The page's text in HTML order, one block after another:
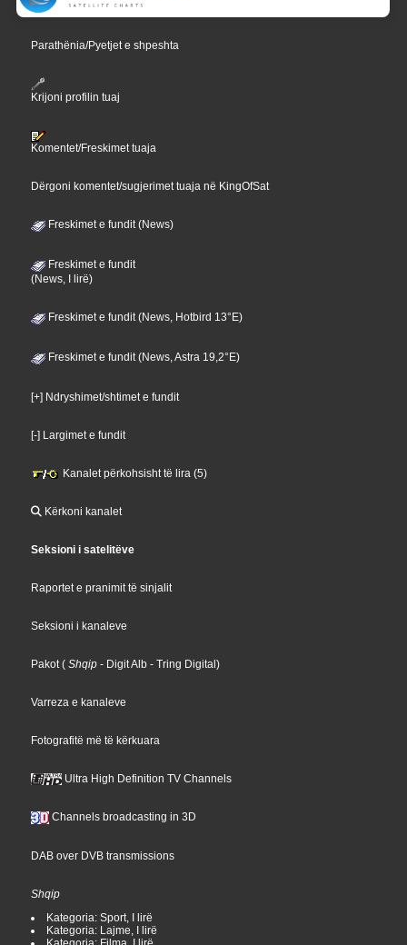
Parathënia/Pyetjet e shpeshta
Krijoni profilin tuaj
Komentet/Freskimet tuaja
Dërgoni komentet/sugjerimet tuaja në KingOfSat
Freskimet e fundit (News)
Freskimet e fundit
(News, I lirë)
Freskimet e fundit (News, Hotbird 13°E)
Freskimet e fundit (News, Astra 19,2°E)
[+] Ndryshimet/shtimet e fundit
[-] Largimet e fundit
Kanalet përkohsisht të lira (5)
Kërkoni kanalet
Seksioni i satelitëve
Raportet e pranimit të sinjalit
Seksioni i kanaleve
Pakot( Shqip - Digit Alb - Tring Digital)
Varreza e kanaleve
Fotografitë më të kërkuara
Ultra High Definition TV Channels
Channels broadcasting in 3D
DAB over DVB transmissions
Shqip
Kategoria: Sport, I lirë
Kategoria: Lajme, I lirë